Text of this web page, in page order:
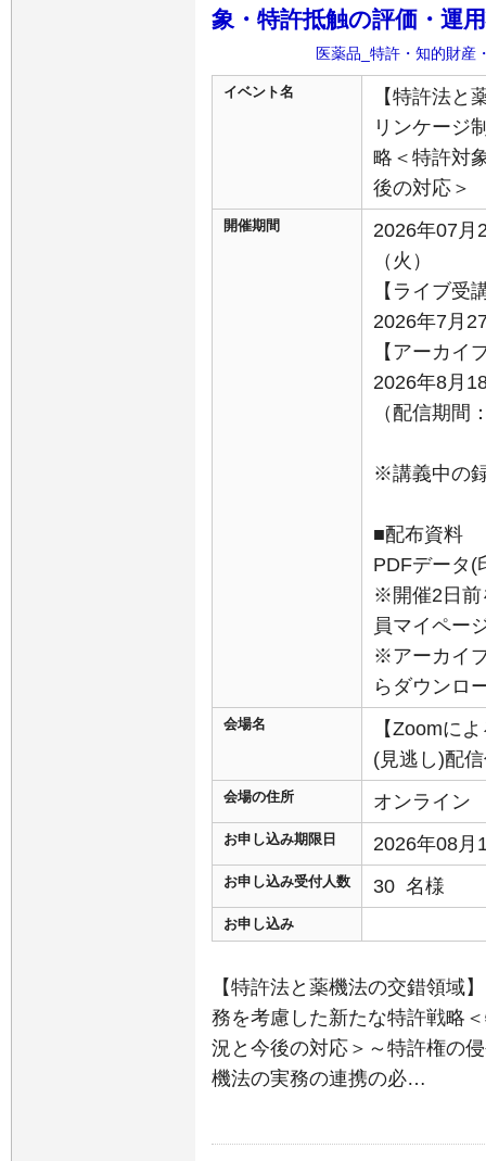
象・特許抵触の評価・運
医薬品_特許・知的財産
イベント名
【特許法と
リンケージ
略＜特許対
後の対応＞
開催期間
2026年07月
（火）
【ライブ受
2026年7月
【アーカイ
2026年8月
（配信期間
※講義中の
■配布資料
PDFデータ(
※開催2日前
員マイペー
※アーカイ
らダウンロ
会場名
【Zoomに
(見逃し)配
会場の住所 オンライン
お申し込み期限日 2026年08月
お申し込み受付人数 30 名様
お申し込み
【特許法と薬機法の交錯領域
務を考慮した新たな特許戦略
況と今後の対応＞～特許権の
機法の実務の連携の必…